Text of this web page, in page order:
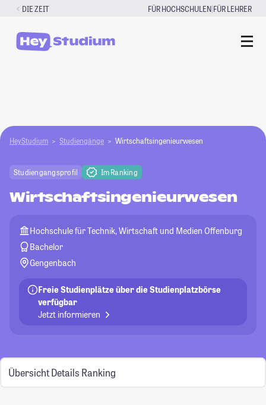
Zum
springen
DIE ZEIT FÜR HOCHSCHULEN|FÜR LEHRER
HeyStudium Studiengänge Wirtschaftsingenieurwesen
Studiengangsprofil Im Ranking
Wirtschaftsingenieurwesen
Hochschule für Technik, Wirtschaft und Medien Offenburg
Bachelor
Gengenbach
Freie Studienplätze über die Studienplatzbörse
verfügbar
Jetzt informieren
Übersicht Details Ranking